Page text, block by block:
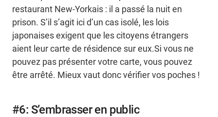
restaurant New-Yorkais : il a passé la nuit en
prison. S’il s’agit ici d’un cas isolé, les lois
japonaises exigent que les citoyens étrangers
aient leur carte de résidence sur eux.Si vous ne
pouvez pas présenter votre carte, vous pouvez
être arrêté. Mieux vaut donc vérifier vos poches !
#6: S’embrasser en public